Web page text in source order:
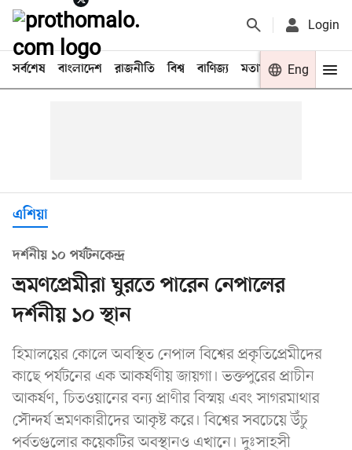
Login
সর্বশেষ বাংলাদেশ রাজনীতি বিশ্ব বাণিজ্য মতামত খেলা
Eng
এশিয়া
দর্শনীয় ১০ পর্যটনকেন্দ্র
ভ্রমণপ্রেমীরা ঘুরতে পারেন নেপালের
দর্শনীয় ১০ স্থান
হিমালয়ের কোলে অবস্থিত নেপাল বিশ্বের প্রকৃতিপ্রেমীদের
কাছে পর্যটনের এক আকর্ষণীয় জায়গা। ভক্তপুরের প্রাচীন
আকর্ষণ, চিতওয়ানের বন্য প্রাণীর বিস্ময় এবং সাগরমাথার
সৌন্দর্য ভ্রমণকারীদের আকৃষ্ট করে। বিশ্বের সবচেয়ে উঁচু
পর্বতগুলোর কয়েকটির অবস্থানও এখানে। দুঃসাহসী